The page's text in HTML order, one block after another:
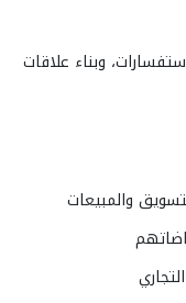
وبناء علاقات
والمبيعات